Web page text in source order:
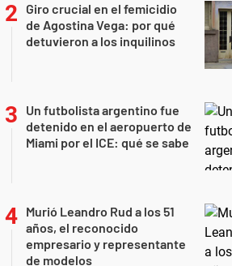
Giro crucial en el femicidio
de Agostina Vega: por qué
detuvieron a los inquilinos
Un futbolista argentino fue
detenido en el aeropuerto de
Miami por el ICE: qué se sabe
Murió Leandro Rud a los 51
años, el reconocido
empresario y representante
de modelos